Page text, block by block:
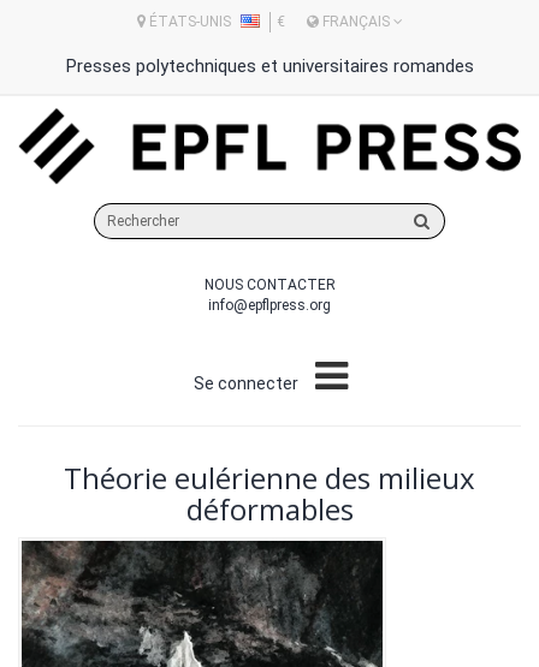
ÉTATS-UNIS € FRANÇAIS
Presses polytechniques et universitaires romandes
sur
site
NOUS CONTACTER
info@epflpress.org
Se connecter
Théorie eulérienne des milieux
déformables